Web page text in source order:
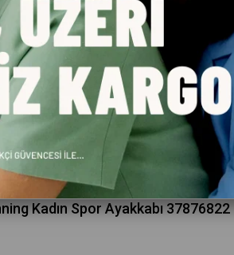
Kadın Spor Ayakkabı 37876822